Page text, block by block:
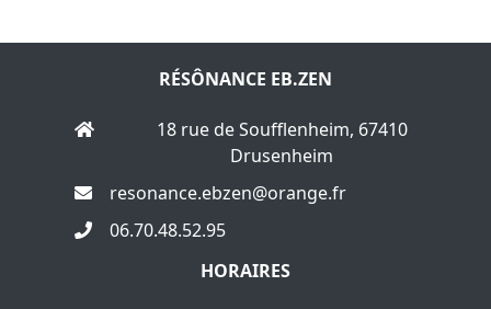
RÉSÔNANCE EB.ZEN
18 rue de Soufflenheim, 67410
Drusenheim
resonance.ebzen@orange.fr
06.70.48.52.95
HORAIRES